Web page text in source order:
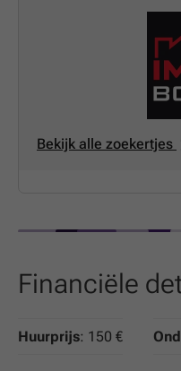
NE PAS
Bekijk alle zoekertjes
Financiële
Huurprijs: 150 €